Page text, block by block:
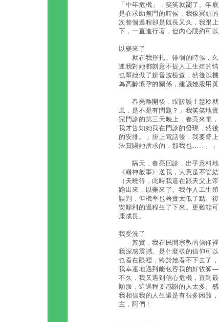
「中年危機」，笑笑就罷了。年
是在求助無門的時候，我像冥頑
次整個過程卻是既長又久，我跟
下，一直進行著，但內心隱約可
以樂來了
就在我掙扎、徘徊的時候，久
連我對她都刻意不提人工生殖的
也幫她做了超音波檢查，然後以
為高齡懷孕的關係，建議她服用
春亮離開後，跟診護士慧玲就
風，是不是有問題？」我笑笑地
完門診的第三天晚上，春亮來電
我才告知她我在門診的發現，然
的安排。」掛上電話後，我要脅
法賞賜她所求的，那我也……。」
隔天，春亮回診，出乎意料地
《尋神啟事》送我，大意是不管
（天曉得，此時我還在跟天父上
跑出來，以樂來了。我作人工生
誤判，但機率也著實太低了點。
安順利的過程生了下來。更難能
康成長。
我受洗了
其實，我在民間宗教的信仰裡
我深感震撼。是什麼樣的信仰可
也看在眼裡，終於她看不下去了
我幸運地遇到能包容我的好牧師
不久，我又遇到信心危機，直到
順服，這過程要感謝的人太多。
我相信我的人生還是有很多困難
主，阿們！